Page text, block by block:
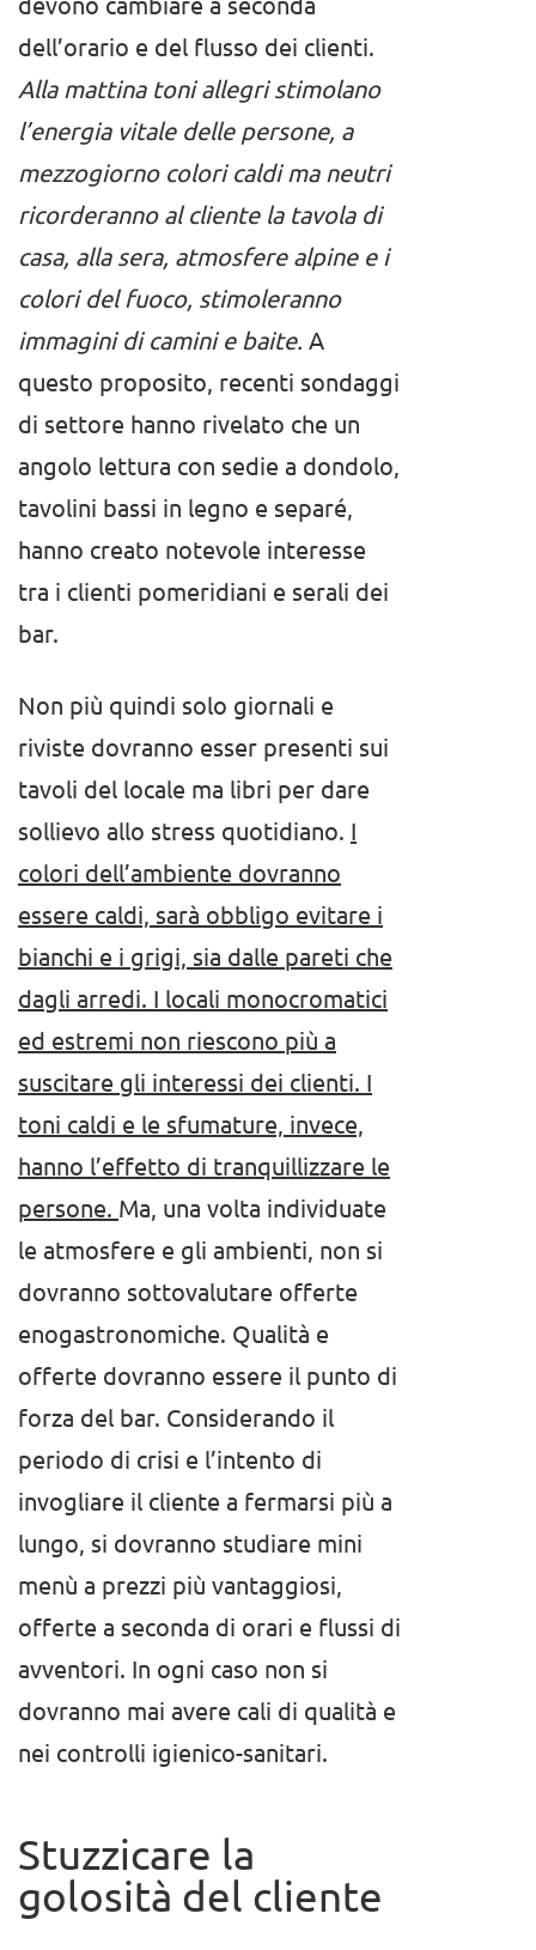
dell’orario e del flusso dei clienti.
Alla mattina toni allegri stimolano
l’energia vitale delle persone, a
mezzogiorno colori caldi ma neutri
ricorderanno al cliente la tavola di
casa, alla sera, atmosfere alpine e i
colori del fuoco, stimoleranno
immagini di camini e baite. A
questo proposito, recenti sondaggi
di settore hanno rivelato che un
angolo lettura con sedie a dondolo,
tavolini bassi in legno e separé,
hanno creato notevole interesse
tra i clienti pomeridiani e serali dei
bar.
Non più quindi solo giornali e
riviste dovranno esser presenti sui
tavoli del locale ma libri per dare
sollievo allo stress quotidiano. I
colori dell’ambiente dovranno
essere caldi, sarà obbligo evitare i
bianchi e i grigi, sia dalle pareti che
dagli arredi. I locali monocromatici
ed estremi non riescono più a
suscitare gli interessi dei clienti. I
toni caldi e le sfumature, invece,
hanno l’effetto di tranquillizzare le
persone. Ma, una volta individuate
le atmosfere e gli ambienti, non si
dovranno sottovalutare offerte
enogastronomiche. Qualità e
offerte dovranno essere il punto di
forza del bar. Considerando il
periodo di crisi e l’intento di
invogliare il cliente a fermarsi più a
lungo, si dovranno studiare mini
menù a prezzi più vantaggiosi,
offerte a seconda di orari e flussi di
avventori. In ogni caso non si
dovranno mai avere cali di qualità e
nei controlli igienico-sanitari.
Stuzzicare la
golosità del cliente